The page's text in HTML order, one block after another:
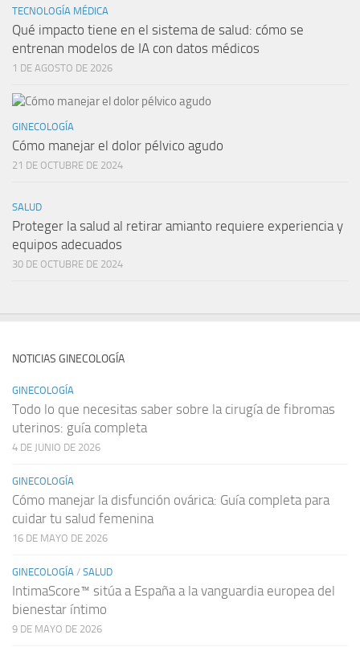
TECNOLOGÍA MÉDICA
Qué impacto tiene en el sistema de salud: cómo se
entrenan modelos de IA con datos médicos
1 DE AGOSTO DE 2026
GINECOLOGÍA
Cómo manejar el dolor pélvico agudo
21 DE OCTUBRE DE 2024
SALUD
Proteger la salud al retirar amianto requiere experiencia y
equipos adecuados
30 DE OCTUBRE DE 2024
NOTICIAS GINECOLOGÍA
GINECOLOGÍA
Todo lo que necesitas saber sobre la cirugía de fibromas
uterinos: guía completa
4 DE JUNIO DE 2026
GINECOLOGÍA
Cómo manejar la disfunción ovárica: Guía completa para
cuidar tu salud femenina
16 DE MAYO DE 2026
GINECOLOGÍA / SALUD
IntimaScore™ sitúa a España a la vanguardia europea del
bienestar íntimo
9 DE MAYO DE 2026